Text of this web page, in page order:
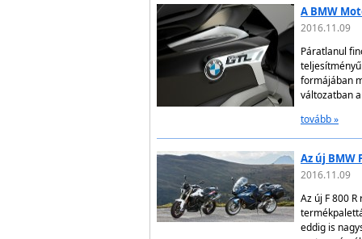
A BMW
2016.11.09
Páratlanul
formájában
változatban
tovább »
Az új BMW
2016.11.09
Az új F 800
eddig is